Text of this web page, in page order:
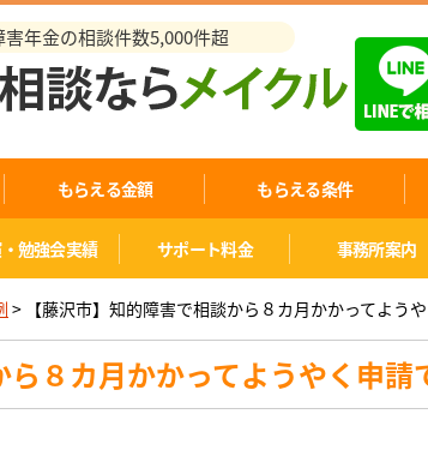
年金の相談件数5,000件超
もらえる金額 もらえる条件
勉強会実績 サポート料金 事務所案内
> 【藤沢市】知的障害で相談から８カ月かかってよう
ら８カ月かかってようやく申